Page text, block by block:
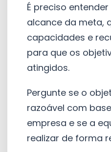
É preciso
alcance da meta,
capacidades e
para que os
atingidos.
Pergunte se o
razoável com
empresa e se a
realizar de forma